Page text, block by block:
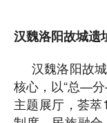
汉魏洛阳故城遗
汉魏洛阳故城
核心，以“总—分
主题展厅，荟